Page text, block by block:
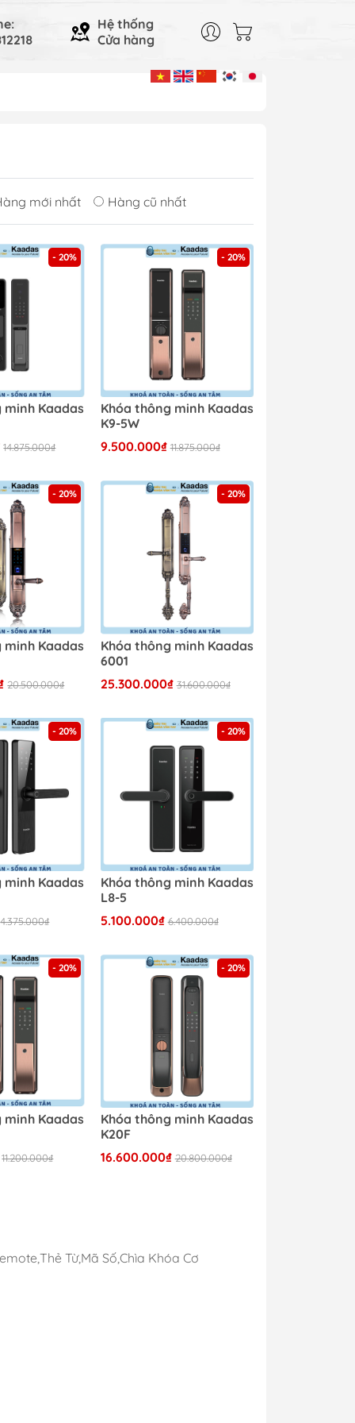
Hệ thống
Cửa hàng
mới nhất Hàng cũ nhất
- 20%
minh Kaadas
14.875.000₫
- 20%
Khóa thông minh Kaadas
K9-5W
9.500.000₫ 11.875.000₫
- 20%
minh Kaadas
20.500.000₫
- 20%
Khóa thông minh Kaadas
6001
25.300.000₫ 31.600.000₫
- 20%
minh Kaadas
4.375.000₫
- 20%
Khóa thông minh Kaadas
L8-5
5.100.000₫ 6.400.000₫
- 20%
minh Kaadas
11.200.000₫
- 20%
Khóa thông minh Kaadas
K20F
16.600.000₫ 20.800.000₫
Từ,Mã Số,Chìa Khóa Cơ